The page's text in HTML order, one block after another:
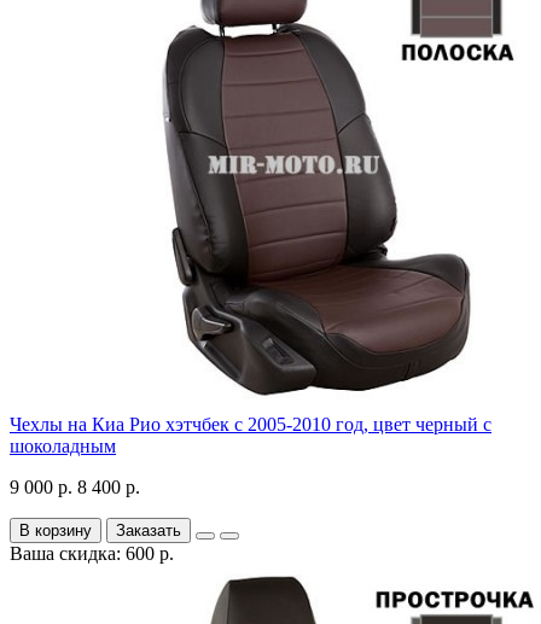
Чехлы на Киа Рио хэтчбек с 2005-2010 год, цвет черный с
шоколадным
9 000 р. 8 400 р.
В корзину Заказать
Ваша скидка: 600 р.